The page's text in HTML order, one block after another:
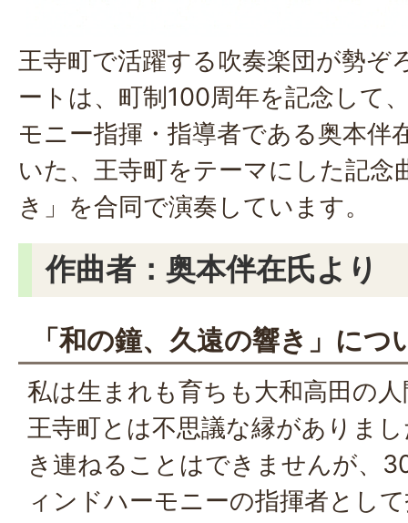
王寺町で活躍する吹奏楽団が勢ぞ
ートは、町制100周年を記念して
モニー指揮・指導者である奥本伴
いた、王寺町をテーマにした記念
き」を合同で演奏しています。
作曲者：奥本伴在氏より
「和の鐘、久遠の響き」につ
私は生まれも育ちも大和高田の
王寺町とは不思議な縁がありま
き連ねることはできませんが、
ィンドハーモニーの指揮者とし